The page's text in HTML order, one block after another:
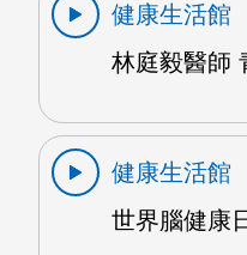
健康生活館
林庭毅醫師
健康生活館
世界腦健康